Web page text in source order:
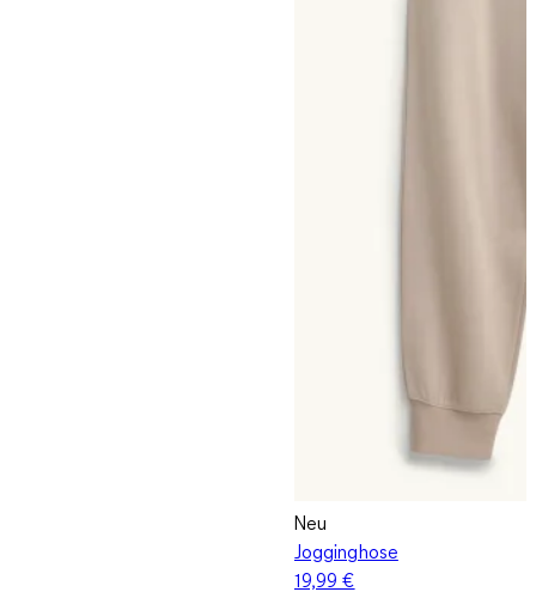
Neu
Jogginghose
19,99 €